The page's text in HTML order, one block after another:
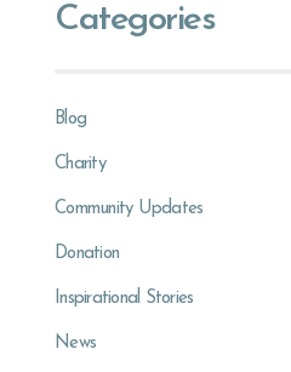
Categories
Blog
Charity
Community Updates
Donation
Inspirational Stories
News